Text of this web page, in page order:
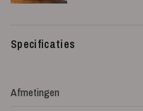
Specificaties
Afmetingen